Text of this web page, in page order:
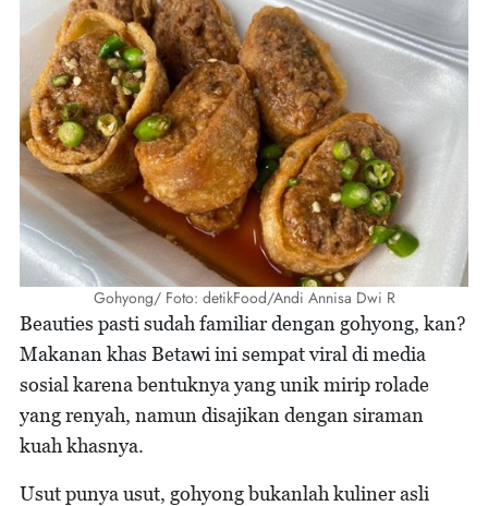
Gohyong/ Foto: detikFood/Andi Annisa Dwi R
Beauties pasti sudah familiar dengan gohyong, kan?
Makanan khas Betawi ini sempat viral di media
sosial karena bentuknya yang unik mirip rolade
yang renyah, namun disajikan dengan siraman
kuah khasnya.
Usut punya usut, gohyong bukanlah kuliner asli